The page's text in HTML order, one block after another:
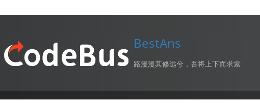
BestAns
路漫漫其修远兮，吾将上下而求索